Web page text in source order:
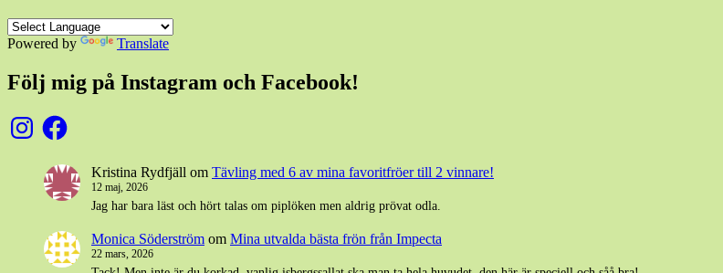
Powered by Translate
Följ mig på Instagram och Facebook!
InstagramFacebook
Kristina Rydfjäll om Tävling med 6 av mina favoritfröer till 2 vinnare!
12 maj, 2026
Jag har bara läst och hört talas om piplöken men aldrig prövat odla.
Monica Söderström om Mina utvalda bästa frön från Impecta
22 mars, 2026